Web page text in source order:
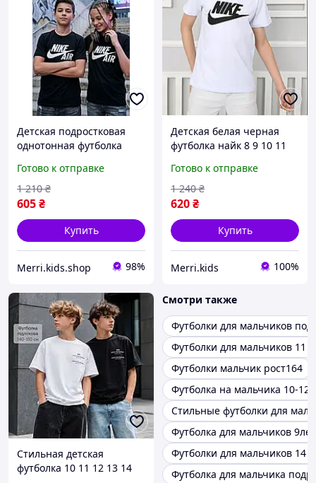
Детская подростковая
однотонная футболка
для мальчиков, летняя
стильная одежда для
подростков
Готово к отправке
605₴
1 210 ₴
Купить
Merri.kids.shop 98%
Детская белая черная
футболка найк 8 9 10 11
подростков,
подростковые летние
футболки для детей
мальчиков
Готово к отправке
620₴
1 240 ₴
Купить
Merri.kids 100%
Стильная детская
футболка 10 11 12 13 14
Смотри также
Футболки для мальчиков
Футболки для мальчиков 11
Футболки мальчик рост164
Футболка на мальчика 10-12
Стильные футболки для
Футболка для мальчиков 9лет
Футболки для мальчиков 14
Футболка для мальчика